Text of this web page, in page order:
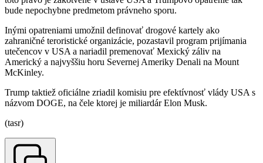
bude nepochybne predmetom právneho sporu.
Inými opatreniami umožnil definovať drogové kartely ako
zahraničné teroristické organizácie, pozastavil program prijímania
utečencov v USA a nariadil premenovať Mexický záliv na
Americký a najvyššiu horu Severnej Ameriky Denali na Mount
McKinley.
Trump taktiež oficiálne zriadil komisiu pre efektívnosť vlády USA s
názvom DOGE, na čele ktorej je miliardár Elon Musk.
(tasr)